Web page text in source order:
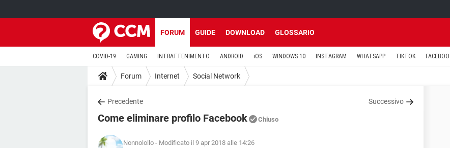
FORUM GUIDE DOWNLOAD GLOSSARIO
COVID-19 GAMING INTRATTENIMENTO ANDROID iOS WINDOWS 10 INSTAGRAM WHATSAPP TIKTOK
Forum Internet Social Network
Precedente Successivo
Come eliminare profilo Facebook Chiuso
Nonnolollo - Modificato il 9 apr 2018 alle 14:26